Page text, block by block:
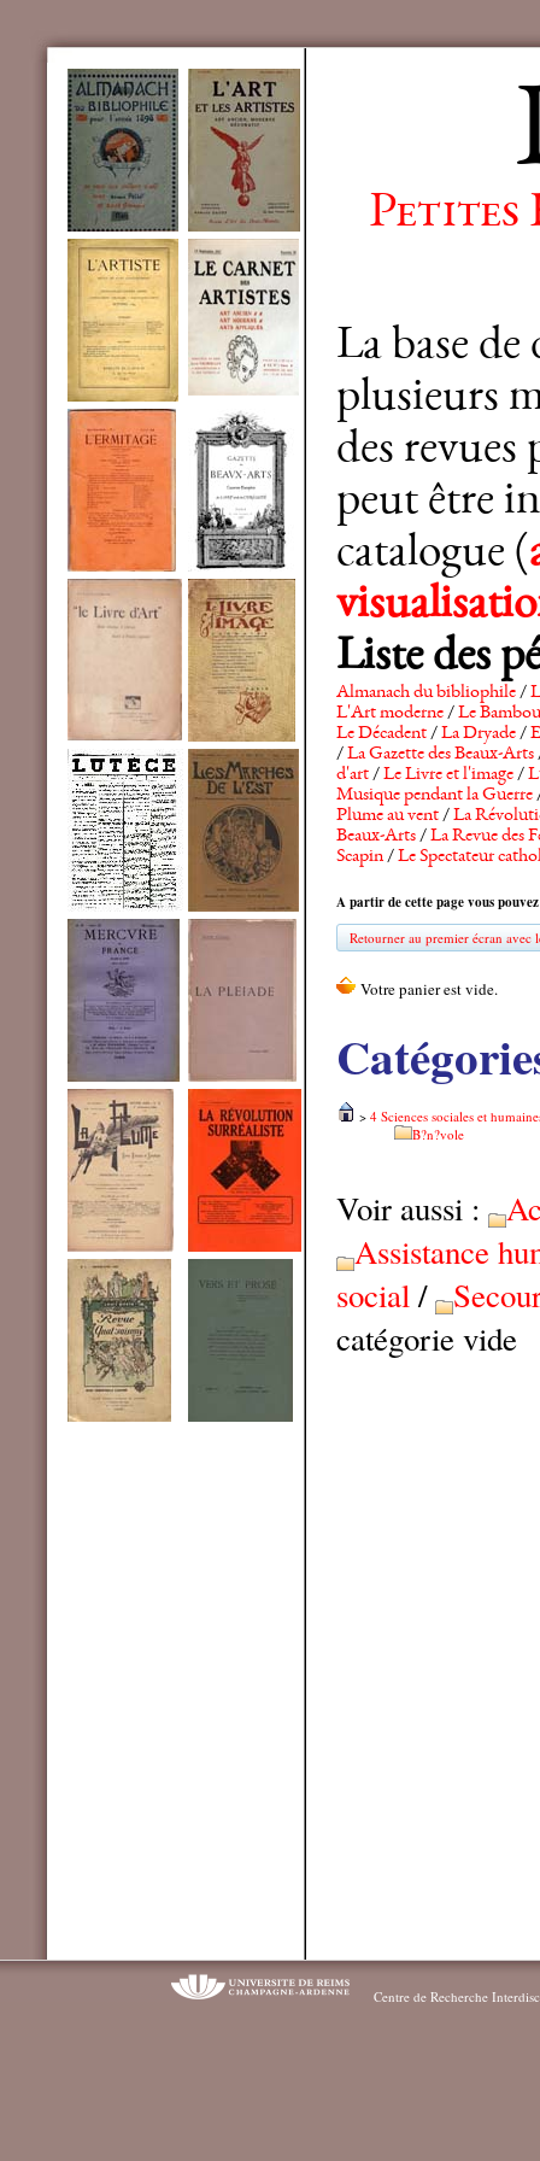
Petites
La base
plusieurs
des revues
peut être
catalogue (
Liste des
Almanach du bibliophile/
L'Art moderne/Le Bambou
Le Décadent/La Dryade/
/La Gazette des Beaux-Arts
d'art/Le Livre et l'image/
Musique pendant la Guerre
Plume au vent/La
Beaux-Arts/La Revue des
Scapin/Le Spectateur
A partir de cette page vous
Retourner au premier écran avec
> 4 Sciences sociales et
B?n?vole
Voir aussi :
Assistance
social/
catégorie vide
Centre de Recherche